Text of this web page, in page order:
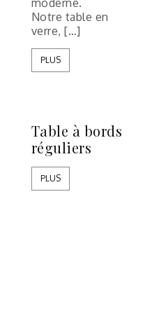
moderne.
Notre table en
verre, […]
PLUS
Table à bords
réguliers
PLUS